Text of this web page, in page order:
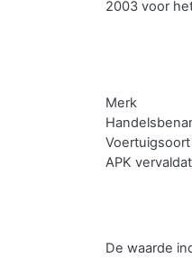
2003 voor
Merk
Voertuigsoort
APK
De waarde